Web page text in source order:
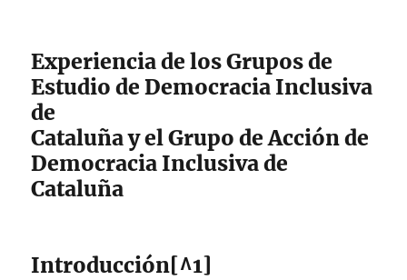
Experiencia de los Grupos de
Estudio de Democracia Inclusiva
de
Cataluña y el Grupo de Acción de
Democracia Inclusiva de
Cataluña
Introducción[^1]